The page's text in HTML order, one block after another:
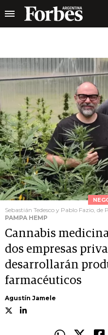
Sebastián Tedesco y Pablo Fazio,
PAMPA HEMP
Cannabis
dos empresas
desarrollarán
farmacéuticos
Agustín Jamele